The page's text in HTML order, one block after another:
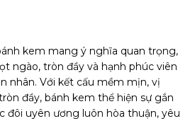
kem mang ý nghĩa quan trọng,
ngào, tròn đầy và hạnh phúc viên
nhân. Với kết cấu mềm mịn, vị
đầy, bánh kem thể hiện sự gắn
đôi uyên ương luôn hòa thuận, yêu